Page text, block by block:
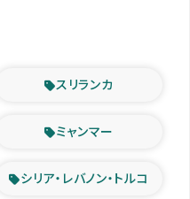
スリランカ
ミャンマー
シリア・レバノン・トルコ